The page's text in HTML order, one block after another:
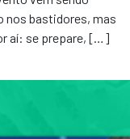
nos bastidores, mas
aí: se prepare, […]